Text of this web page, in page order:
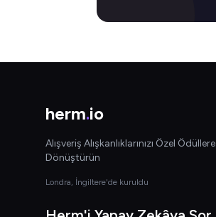
herm.io
Alışveriş Alışkanlıklarınızı Özel Ödüllere
Dönüştürün
Londra, İngiltere'de kuruldu